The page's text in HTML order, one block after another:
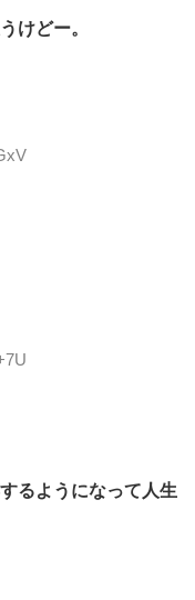
けどー。
るようになって人生